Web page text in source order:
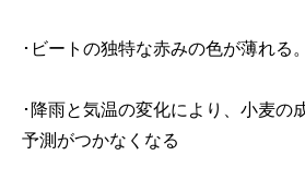
･ビートの独特な赤みの色が薄れる。
･降雨と気温の変化により、小麦の
予測がつかなくなる